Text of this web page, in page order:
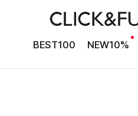
BEST100 NEW10%
NO1. 썸머베
두가지 컬러